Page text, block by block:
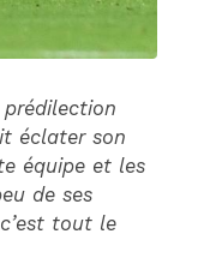
éclater son
équipe et les
de ses
tout le